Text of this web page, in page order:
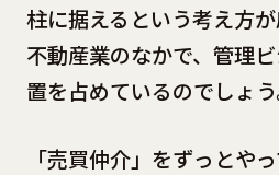
柱に据えるという考え方が
不動産業のなかで、管理
置を占めているのでしょう
「売買仲介」をずっとや